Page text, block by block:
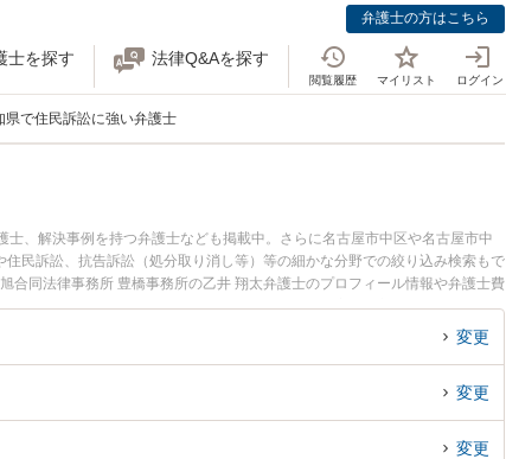
弁護士の方はこちら
士を探す 法律Q&Aを探す
閲覧履歴 マイリスト ログイン
県で住民訴訟に強い弁護士
、解決事例を持つ弁護士なども掲載中。さらに名古屋市中区や名古屋市中
民訴訟、抗告訴訟（処分取り消し等）等の細かな分野での絞り込み検索もで
合同法律事務所 豊橋事務所の乙井 翔太弁護士のプロフィール情報や弁護士費
護士に相談したい』『住民訴訟のトラブル解決の実績豊富な近くの弁護士を
お困りの相談者さんにおすすめです。
変更
変更
変更